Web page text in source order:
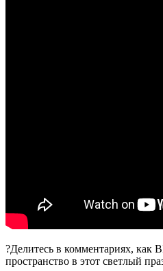
?Делитесь в комментариях, как
пространство в этот светлый